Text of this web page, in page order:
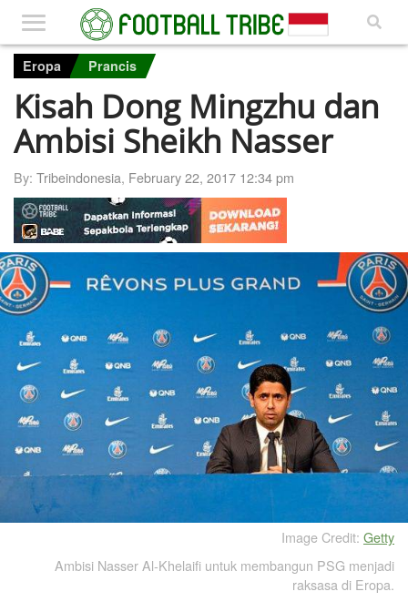
Eropa Prancis
Kisah Dong Mingzhu dan
Ambisi Sheikh Nasser
By: Tribeindonesia, February 22, 2017 12:34 pm
Image Credit: Getty
Ambisi Nasser Al-Khelaifi untuk membangun PSG menjadi
raksasa di Eropa.